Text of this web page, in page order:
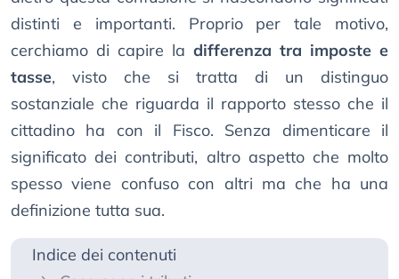
distinti e importanti. Proprio per tale motivo,
cerchiamo di capire la differenza tra imposte e
tasse, visto che si tratta di un distinguo
sostanziale che riguarda il rapporto stesso che il
cittadino ha con il Fisco. Senza dimenticare il
significato dei contributi, altro aspetto che molto
spesso viene confuso con altri ma che ha una
definizione tutta sua.
Indice dei contenuti